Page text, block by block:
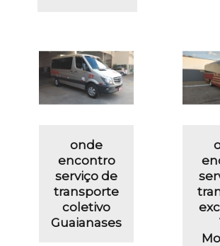
onde
encontro
serviço de
transporte
coletivo
Guaianases